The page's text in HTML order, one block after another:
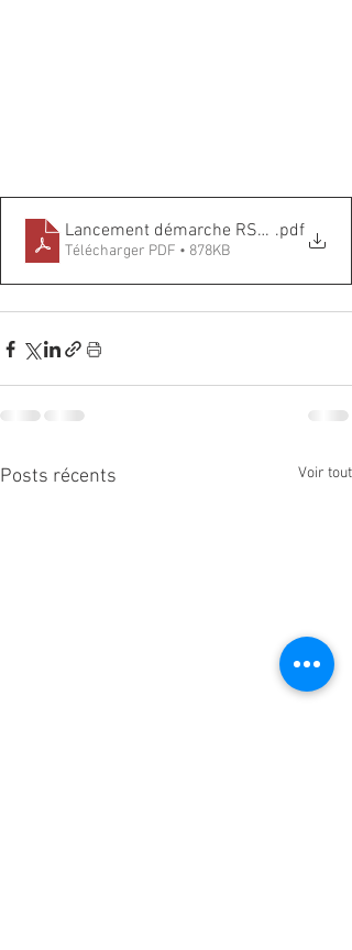
Lancement démarche RSE acpei
.pdf
Télécharger PDF • 878KB
Posts récents Voir tout